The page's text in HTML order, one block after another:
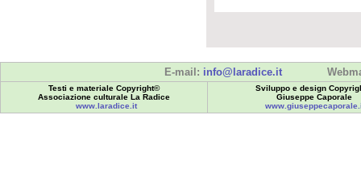
E-mail: info@laradice.it
Testi e materiale Copyright©
Associazione culturale La Radice
www.laradice.it
Sviluppo e design
Giuseppe Caporale